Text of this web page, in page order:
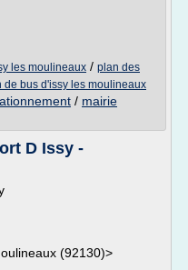
les moulineaux / plan des
de bus d'issy les moulineaux
/ mairie
D Issy -
(92130)>